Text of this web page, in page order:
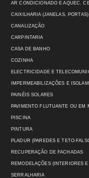
AR CONDICIONADO E AQUEC.
CAIXILHARIA (JANELAS,
CANALIZAÇÃO
CARPINTARIA
CASA DE BANHO
COZINHA
ELECTRICIDADE E
IMPERMEABILIZAÇÕES E
PAINÉIS SOLARES
PAVIMENTO FLUTUANTE OU EM
PISCINA
PINTURA
PLADUR (PAREDES E TETO-
RECUPERAÇÃO DE FACHADAS
REMODELAÇÕES (INTERIORES
SERRALHARIA